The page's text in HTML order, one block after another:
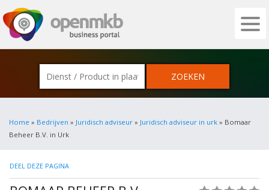
OPENMKB - DE ZAKELIJKE PORTAL
Home » Bedrijven » Juridisch adviseur » Juridisch adviseur in urk » Bomaar
Beheer B.V. in Urk
DEEL DEZE PAGINA